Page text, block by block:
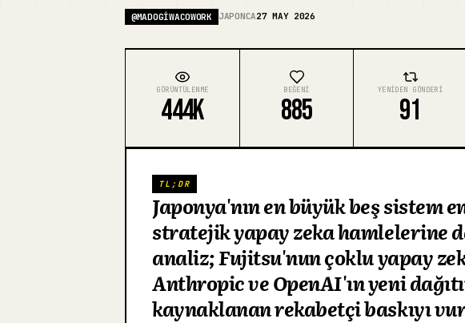
@MADOGIWACOWORK JAPONCA27 MAY 2026
GÖRÜNTÜLENME
444K
BEĞENI
885
YENIDEN GÖNDERI
91
TL;DR
Japonya'nın en büyük beş sistem
stratejik yapay zeka hamlelerine
analiz; Fujitsu'nun çoklu yapay
Anthropic ve OpenAI'ın yeni
kaynaklanan rekabetçi baskıyı